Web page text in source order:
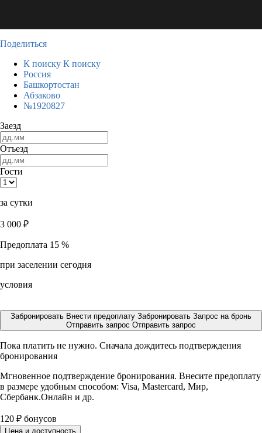
Поделиться
К поиску К поиску
Россия
Башкортостан
Абзаково
№1920827
Заезд
Отъезд
Гости
за сутки
3 000 ₽
Предоплата 15 %
при заселении сегодня
условия
Забронировать Внести предоплату Забронировать Запрос на бронь
Отправить запрос Отправить запрос
Пока платить не нужно. Сначала дождитесь подтверждения
бронирования
Мгновенное подтверждение бронирования. Внесите предоплату
в размере удобным способом: Visa, Mastercard, Мир,
Сбербанк.Онлайн и др.
120 ₽ бонусов
Цена и доступность